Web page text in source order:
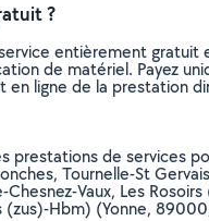
?
entièrement
de matériel. Payez
en ligne de la prestation
prestations de services
Tournelle-St
Vaux, Les
(zus)-Hbm) (Yonne,